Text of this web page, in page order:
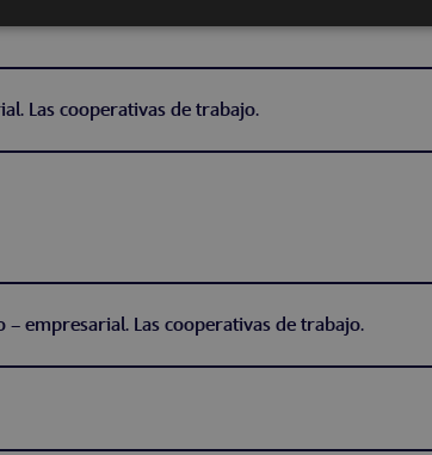
Las cooperativas de trabajo.
empresarial. Las cooperativas de trabajo.